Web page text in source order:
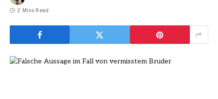
2 Mins Read